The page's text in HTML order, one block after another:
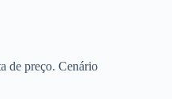
de preço. Cenário